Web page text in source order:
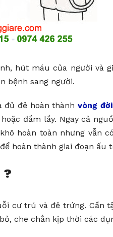
hút máu của người và
bệnh sang người.
đủ đẻ hoàn thànhvòng
đầm lầy. Ngay cả
hoàn toàn nhưng vẫn
hoàn thành giai đoạn ấu
?
cư trú và đẻ trứng. Cần
che chắn kịp thời các